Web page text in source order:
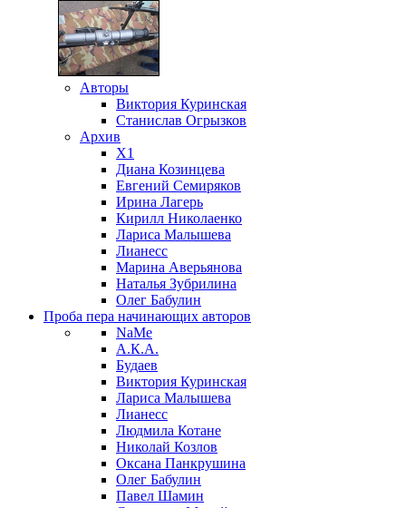
Авторы
Виктория Куринская
Станислав Огрызков
Архив
X1
Диана Козинцева
Евгений Семиряков
Ирина Лагерь
Кирилл Николаенко
Лариса Малышева
Лианесс
Марина Аверьянова
Наталья Зубрилина
Олег Бабулин
Проба пера начинающих авторов
NaMe
А.К.А.
Будаев
Виктория Куринская
Лариса Малышева
Лианесс
Людмила Котане
Николай Козлов
Оксана Панкрушина
Олег Бабулин
Павел Шамин